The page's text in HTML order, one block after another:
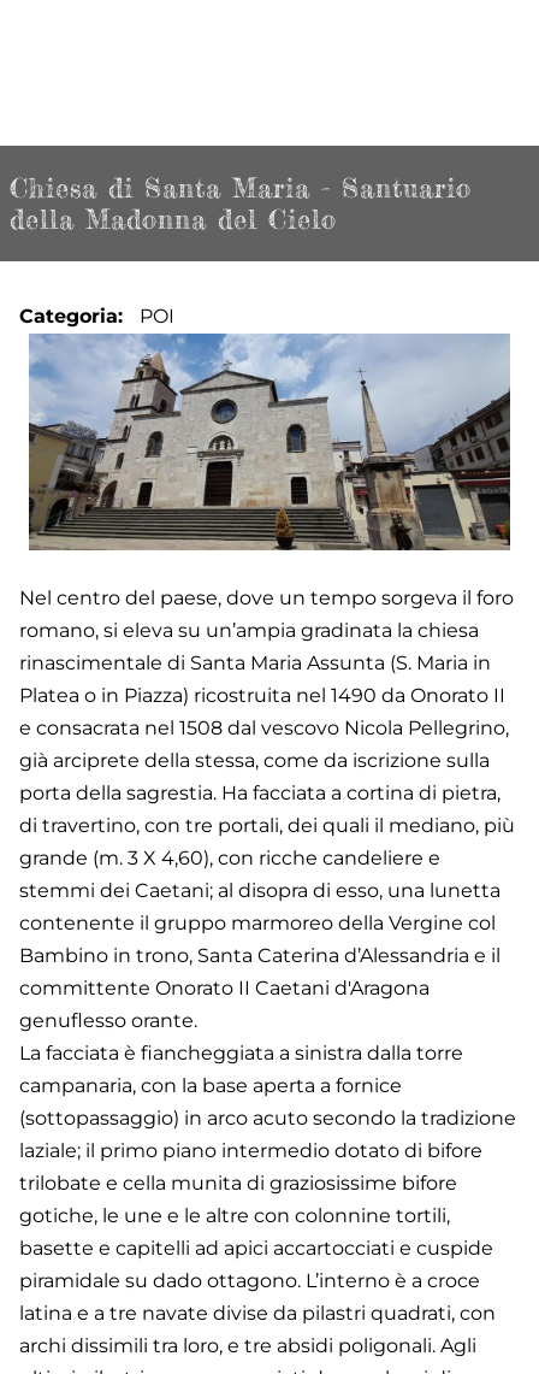
Chiesa di Santa Maria - Santuario
della Madonna del Cielo
Categoria POI
Nel centro del paese, dove un tempo sorgeva il foro
romano, si eleva su un’ampia gradinata la chiesa
rinascimentale di Santa Maria Assunta (S. Maria in
Platea o in Piazza) ricostruita nel 1490 da Onorato II
e consacrata nel 1508 dal vescovo Nicola Pellegrino,
già arciprete della stessa, come da iscrizione sulla
porta della sagrestia. Ha facciata a cortina di pietra,
di travertino, con tre portali, dei quali il mediano, più
grande (m. 3 X 4,60), con ricche candeliere e
stemmi dei Caetani; al disopra di esso, una lunetta
contenente il gruppo marmoreo della Vergine col
Bambino in trono, Santa Caterina d’Alessandria e il
committente Onorato II Caetani d'Aragona
genuflesso orante.
La facciata è fiancheggiata a sinistra dalla torre
campanaria, con la base aperta a fornice
(sottopassaggio) in arco acuto secondo la tradizione
laziale; il primo piano intermedio dotato di bifore
trilobate e cella munita di graziosissime bifore
gotiche, le une e le altre con colonnine tortili,
basette e capitelli ad apici accartocciati e cuspide
piramidale su dado ottagono. L’interno è a croce
latina e a tre navate divise da pilastri quadrati, con
archi dissimili tra loro, e tre absidi poligonali. Agli